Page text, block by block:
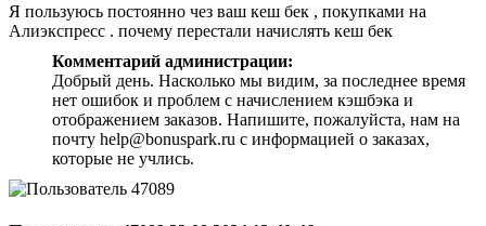
Я пользуюсь постоянно чез ваш кеш бек , покупками на
Алиэкспресс . почему перестали начислять кеш бек
Комментарий администрации:
Добрый день. Насколько мы видим, за последнее время
нет ошибок и проблем с начислением кэшбэка и
отображением заказов. Напишите, пожалуйста, нам на
почту help@bonuspark.ru с информацией о заказах,
которые не учлись.